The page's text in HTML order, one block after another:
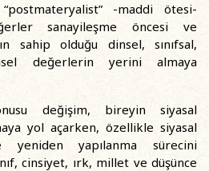
-maddi ötesi-
sanayileşme öncesi ve
sahip olduğu dinsel, sınıfsal,
değerlerin yerini almaya
değişim, bireyin siyasal
yol açarken, özellikle siyasal
yapılanma sürecini
cinsiyet, ırk, millet ve düşünce